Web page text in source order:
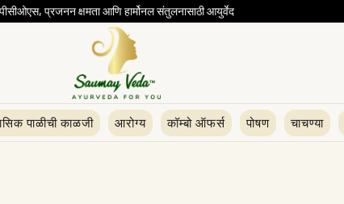
पीसीओएस, प्रजनन क्षमता आणि हार्मोनल संतुलनासाठी आयुर्वेद
पाळीची काळजी आरोग्य कॉम्बो ऑफर्स पोषण चाचण्या